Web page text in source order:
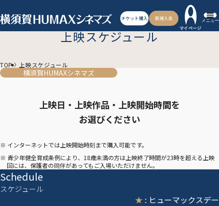
チケット購入
新規入会
マイページ
メニュー
上映スケジュール
TOP 上映スケジュール
横須賀HUMAXシネマズ
上映日・上映作品・上映開始時間を
お選びください
※ インターネットでは上映開始時刻まで購入可能です。
※ 青少年健全育成条例により、18歳未満の方は上映終了時間が23時を超える上映
回には、保護者の同伴があってもご入場いただけません。
Schedule
スケジュール
★ : ヒューマックスデー